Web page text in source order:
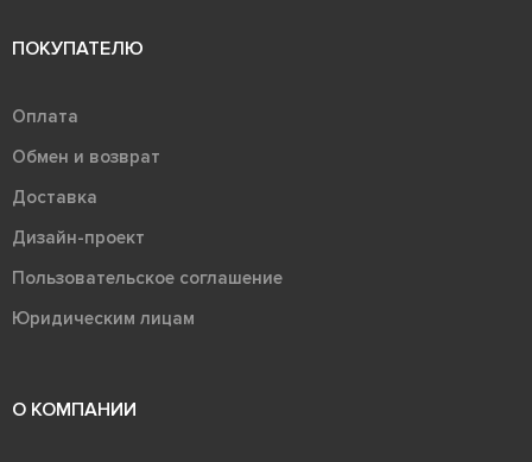
ПОКУПАТЕЛЮ
Оплата
Обмен и возврат
Доставка
Дизайн-проект
Пользовательское соглашение
Юридическим лицам
О КОМПАНИИ